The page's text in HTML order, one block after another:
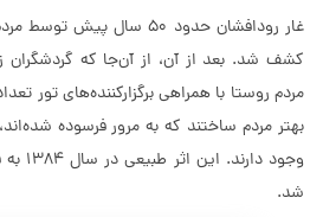
غار رودافشان حدود 50 سال
کشف شد. بعد از آن، از آن‌جا که گردشگران
مردم روستا با همراهی برگزارکننده‌های تور
بهتر مردم ساختند که به مرور فرسوده
وجود
شد.